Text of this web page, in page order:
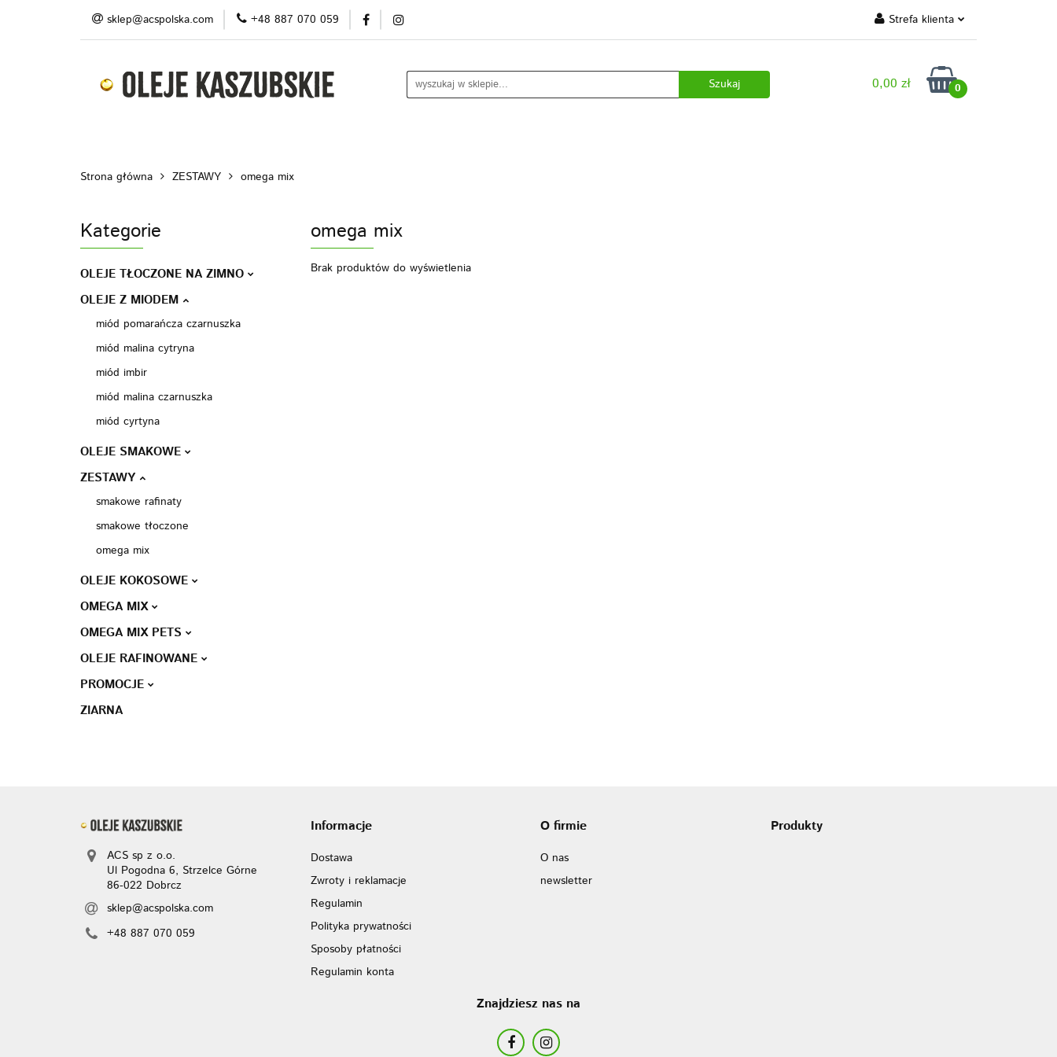
sklep@acspolska.com +48 887 070 059 Strefa klienta
Zaloguj się
Zarejestruj się
0,00 zł 0
Produkty Promocje/ outlet
Blog Do pobrania
Strona główna ZESTAWY omega mix
Kategorie
OLEJE TŁOCZONE NA ZIMNO
OLEJE Z MIODEM
miód pomarańcza czarnuszka
miód malina cytryna
miód imbir
miód malina czarnuszka
miód cyrtyna
OLEJE SMAKOWE
ZESTAWY
smakowe rafinaty
smakowe tłoczone
omega mix
OLEJE KOKOSOWE
OMEGA MIX
OMEGA MIX PETS
OLEJE RAFINOWANE
PROMOCJE
ZIARNA
omega mix
Brak produktów do wyświetlenia
ACS sp z o.o.
Ul Pogodna 6, Strzelce Górne
86-022 Dobrcz
sklep@acspolska.com
+48 887 070 059
Informacje
Dostawa
Zwroty i reklamacje
Regulamin
Polityka prywatności
Sposoby płatności
Regulamin konta
O firmie
O nas
newsletter
Produkty
Znajdziesz nas na